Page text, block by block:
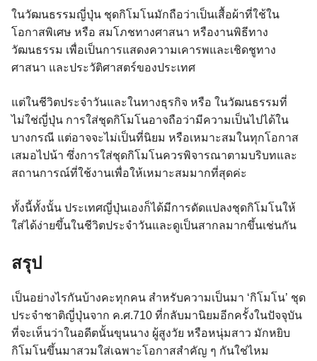
ในวัฒนธรรมญี่ปุ่น ชุดกิโมโนมักถือว่าเป็นเสื้อผ้าที่ใช้ใน
โอกาสพิเศษ หรือ สมโภชทางศาสนา หรืองานพิธีทาง
วัฒนธรรม เพื่อเป็นการแสดงความเคารพและเชิดชูทาง
ศาสนา และประวัติศาสตร์ของประเทศ
แต่ในชีวิตประจำวันและในทางธุรกิจ หรือ ในวัฒนธรรมที่
ไม่ใช่ญี่ปุ่น การใส่ชุดกิโมโนอาจถือว่ามีความเป็นไปได้ใน
บางกรณี แต่อาจจะไม่เป็นที่นิยม หรือเหมาะสมในทุกโอกาส
เสมอไปน้า ซึ่งการใส่ชุดกิโมโนควรพิจารณาตามบริบทและ
สถานการณ์ที่ใช้งานเพื่อให้เหมาะสมมากที่สุดค่ะ
ทั้งนี้ทั้งนั้น ประเทศญี่ปุ่นเองก็ได้มีการดัดแปลงชุดกิโมโนให้
ใส่ได้ง่ายขึ้นในชีวิตประจำวันและดูเป็นสากลมากขึ้นเช่นกัน
สรุป
เป็นอย่างไรกันบ้างคะทุกคน สำหรับความเป็นมา ‘กิโมโน’ ชุด
ประจำชาติญี่ปุ่นจาก ค.ศ.710 ที่กลับมานิยมอีกครั้งในปัจจุบัน
ที่จะเห็นว่าในอดีตนั้นขุนนาง ผู้สูงวัย หรือหนุ่มสาว มักหยิบ
กิโมโนขึ้นมาสวมใส่เฉพาะโอกาสสำคัญ ๆ กันใช่ไหม